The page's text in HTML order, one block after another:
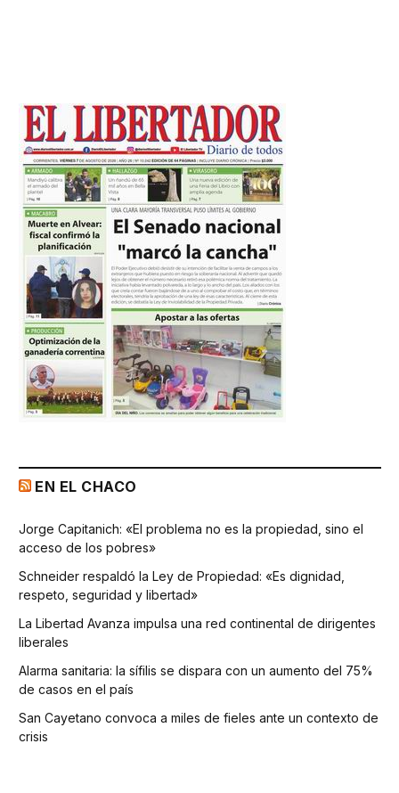
EN EL CHACO
Jorge Capitanich: «El problema no es la propiedad, sino el
acceso de los pobres»
Schneider respaldó la Ley de Propiedad: «Es dignidad,
respeto, seguridad y libertad»
La Libertad Avanza impulsa una red continental de dirigentes
liberales
Alarma sanitaria: la sífilis se dispara con un aumento del 75%
de casos en el país
San Cayetano convoca a miles de fieles ante un contexto de
crisis